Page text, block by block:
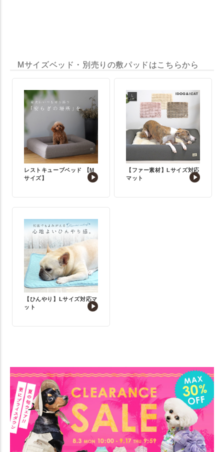
Mサイズベッド・別売りの敷パッドはこちらから
レストキューブベッド 【M
サイズ】
【ファー素材】Lサイズ対応
マット
【ひんやり】Lサイズ対応マ
ット